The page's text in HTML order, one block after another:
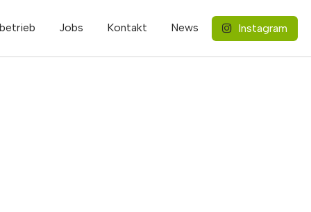
Jobs Kontakt News Instagram